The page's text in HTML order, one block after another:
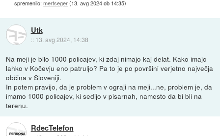
spremenilo:mertseger(13. avg 2024 ob 14:35)
Utk
:: 13. avg 2024, 14:38
Na meji je bilo 1000 policajev, ki zdaj nimajo kaj delat. Kako imajo
lahko v Kočevju eno patruljo? Pa to je po površini verjetno največja
občina v Sloveniji.
In potem pravijo, da je problem v ograji na meji...ne, problem je, da
imamo 1000 policajev, ki sedijo v pisarnah, namesto da bi bli na
terenu.
RdecTelefon